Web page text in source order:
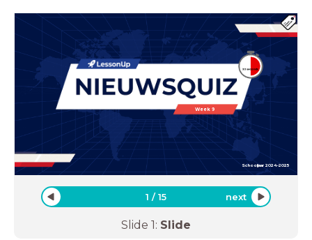
Week 9
Schooljaar 2024-2025
1 /15 next
Slide 1: Slide